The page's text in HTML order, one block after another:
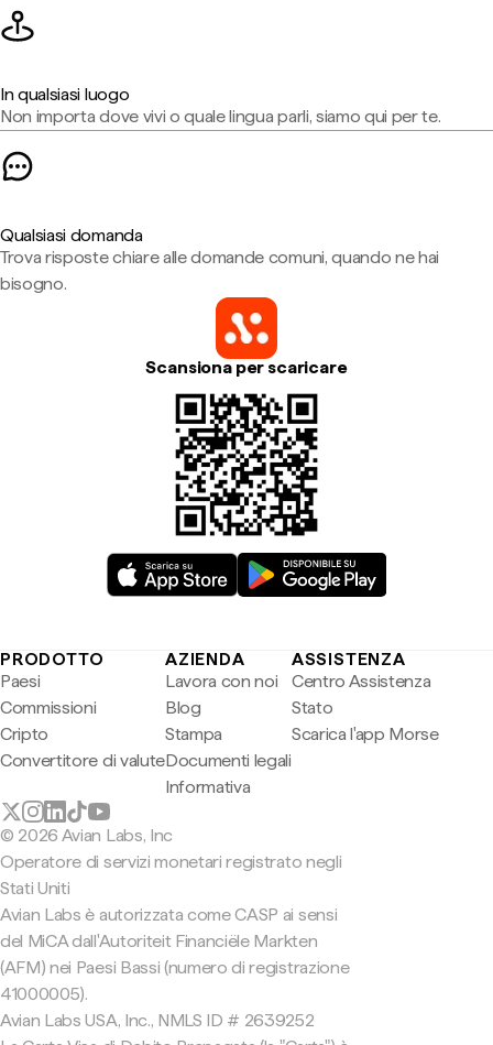
In qualsiasi luogo
Non importa dove vivi o quale lingua parli, siamo qui per te.
Qualsiasi domanda
Trova risposte chiare alle domande comuni, quando ne hai
bisogno.
Scansiona per scaricare
PRODOTTO
Paesi
Commissioni
Cripto
Convertitore di valute
AZIENDA
Lavora con noi
Blog
Stampa
Documenti legali
Informativa
ASSISTENZA
Centro Assistenza
Stato
Scarica l'app Morse
© 2026 Avian Labs, Inc
Operatore di servizi monetari registrato negli
Stati Uniti
Avian Labs è autorizzata come CASP ai sensi
del MiCA dall'Autoriteit Financiële Markten
(AFM) nei Paesi Bassi (numero di registrazione
41000005).
Avian Labs USA, Inc., NMLS ID # 2639252